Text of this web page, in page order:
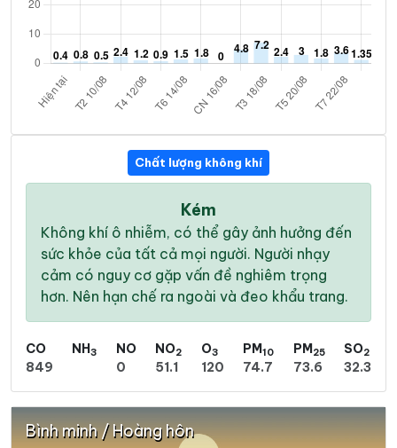
Chất lượng không khí
Kém
Không khí ô nhiễm, có thể gây ảnh hưởng đến
sức khỏe của tất cả mọi người. Người nhạy
cảm có nguy cơ gặp vấn đề nghiêm trọng
hơn. Nên hạn chế ra ngoài và đeo khẩu trang.
CO
849
NH3
NO
0
NO2
51.1
O3
120
PM10
74.7
PM25
73.6
SO2
32.3
Bình minh / Hoàng hôn